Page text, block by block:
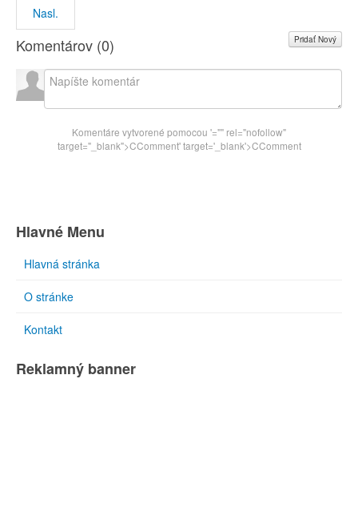
Nasl.
Komentárov (0) Pridať Nový
Komentáre vytvorené pomocou '="" rel="nofollow"
target="_blank">CComment' target='_blank'>CComment
Hlavné Menu
Hlavná stránka
O stránke
Kontakt
Reklamný banner